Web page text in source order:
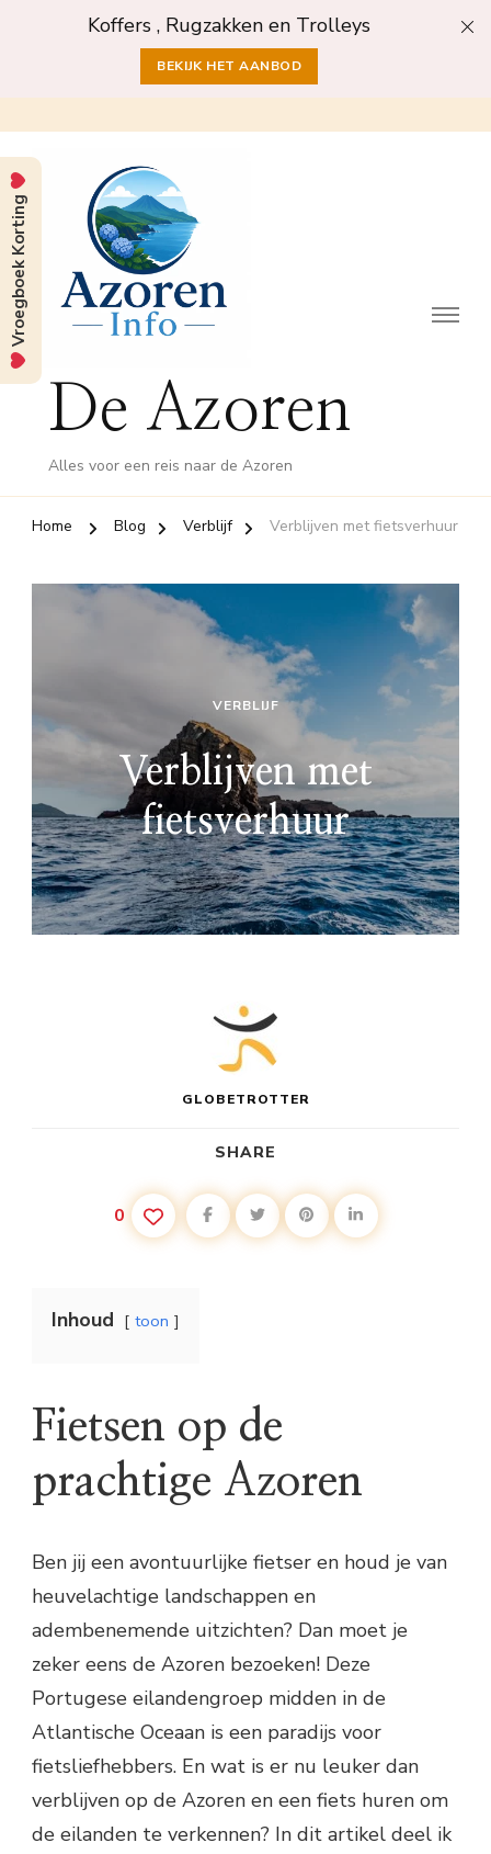
Koffers , Rugzakken en Trolleys
BEKIJK HET AANBOD
De Azoren
Alles voor een reis naar de Azoren
Home Blog Verblijf Verblijven met fietsverhuur
VERBLIJF
Verblijven met
fietsverhuur
GLOBETROTTER
SHARE
0
Inhoud toon
Fietsen op de
prachtige Azoren
Ben jij een avontuurlijke fietser en houd je van
heuvelachtige landschappen en
adembenemende uitzichten? Dan moet je
zeker eens de Azoren bezoeken! Deze
Portugese eilandengroep midden in de
Atlantische Oceaan is een paradijs voor
fietsliefhebbers. En wat is er nu leuker dan
verblijven op de Azoren en een fiets huren om
de eilanden te verkennen? In dit artikel deel ik
Vroegboek Korting